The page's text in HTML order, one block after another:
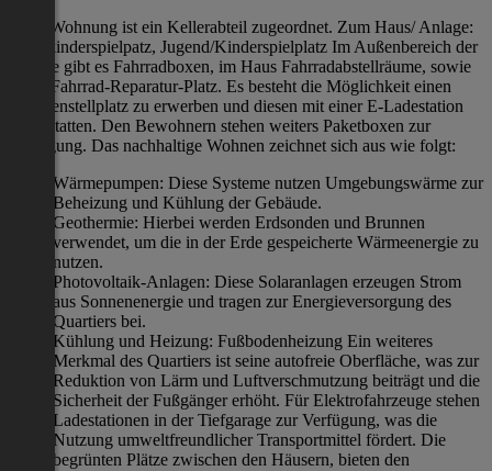
Jeder Wohnung ist ein Kellerabteil zugeordnet. Zum Haus/ Anlage:
Kleinkinderspielpatz, Jugend/Kinderspielplatz Im Außenbereich der
Anlage gibt es Fahrradboxen, im Haus Fahrradabstellräume, sowie
einen Fahrrad-Reparatur-Platz. Es besteht die Möglichkeit einen
Garagenstellplatz zu erwerben und diesen mit einer E-Ladestation
auszustatten. Den Bewohnern stehen weiters Paketboxen zur
Verfügung. Das nachhaltige Wohnen zeichnet sich aus wie folgt:
Wärmepumpen: Diese Systeme nutzen Umgebungswärme zur
Beheizung und Kühlung der Gebäude.
Geothermie: Hierbei werden Erdsonden und Brunnen
verwendet, um die in der Erde gespeicherte Wärmeenergie zu
nutzen.
Photovoltaik-Anlagen: Diese Solaranlagen erzeugen Strom
aus Sonnenenergie und tragen zur Energieversorgung des
Quartiers bei.
Kühlung und Heizung: Fußbodenheizung Ein weiteres
Merkmal des Quartiers ist seine autofreie Oberfläche, was zur
Reduktion von Lärm und Luftverschmutzung beiträgt und die
Sicherheit der Fußgänger erhöht. Für Elektrofahrzeuge stehen
Ladestationen in der Tiefgarage zur Verfügung, was die
Nutzung umweltfreundlicher Transportmittel fördert. Die
begrünten Plätze zwischen den Häusern, bieten den